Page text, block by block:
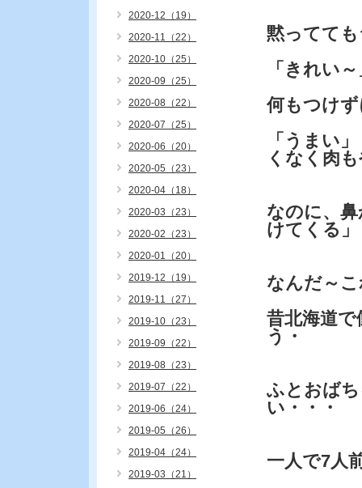
黙ってて
「きれい
何もつけ
「うまい
くなく肉
なのに、
けてくる」
なんだ～
昔北海道
う・
ふとおば
い・・・
一人で7人
2020-12（19）
2020-11（22）
2020-10（25）
2020-09（25）
2020-08（22）
2020-07（25）
2020-06（20）
2020-05（23）
2020-04（18）
2020-03（23）
2020-02（23）
2020-01（20）
2019-12（19）
2019-11（27）
2019-10（23）
2019-09（22）
2019-08（23）
2019-07（22）
2019-06（24）
2019-05（26）
2019-04（24）
2019-03（21）